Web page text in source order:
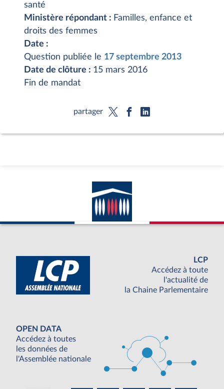
santé
Ministère répondant : Familles, enfance et
droits des femmes
Date :
Question publiée le 17 septembre 2013
Date de clôture : 15 mars 2016
Fin de mandat
partager
LCP
Accédez à toute
l'actualité de
la Chaine Parlementaire
OPEN DATA
Accédez à toutes
les données de
l'Assemblée nationale